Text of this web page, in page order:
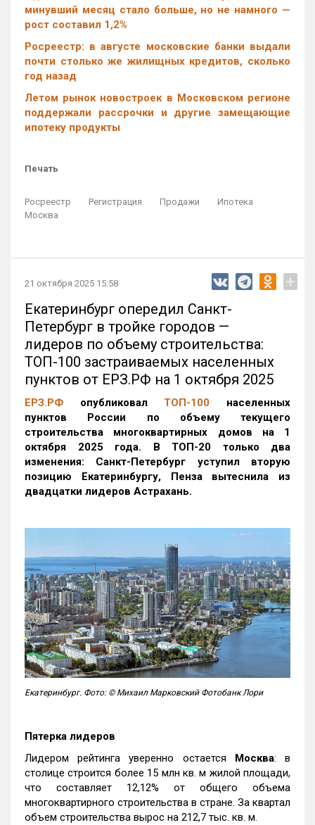
минувший месяц стало больше, но не намного —
рост составил 1,2%
Росреестр: в августе московские банки выдали
почти столько же жилищных кредитов, сколько
год назад
Летом рынок новостроек в Московском регионе
поддержали рассрочки и другие замещающие
ипотеку продукты
Печать
Росреестр Регистрация Продажи
Ипотека
Москва
21 октября 2025 15:58 +
Екатеринбург опередил Санкт-
Петербург в тройке городов —
лидеров по объему строительства:
ТОП-100 застраиваемых населенных
пунктов от ЕРЗ.РФ на 1 октября 2025
ЕРЗ.РФ опубликовал ТОП-100 населенных
пунктов России по объему текущего
строительства многоквартирных домов на 1
октября 2025 года. В ТОП-20 только два
изменения: Санкт-Петербург уступил вторую
позицию Екатеринбургу, Пенза вытеснила из
двадцатки лидеров Астрахань.
Екатеринбург. Фото: © Михаил Марковский Фотобанк Лори
Пятерка лидеров
Лидером рейтинга уверенно остается Москва: в
столице строится более 15 млн кв. м жилой площади,
что составляет 12,12% от общего объема
многоквартирного строительства в стране. За квартал
объем строительства вырос на 212,7 тыс. кв. м.